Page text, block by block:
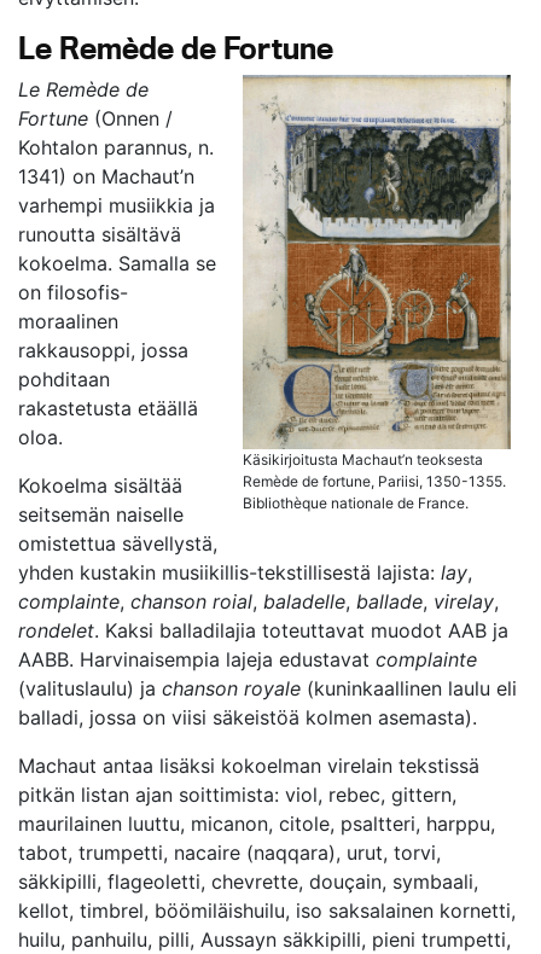
Le Remède de Fortune
Käsikirjoitusta Machaut’n teoksesta
Remède de fortune, Pariisi, 1350-1355.
Bibliothèque nationale de France.
Le Remède de
Fortune (Onnen /
Kohtalon parannus, n.
1341) on Machaut’n
varhempi musiikkia ja
runoutta sisältävä
kokoelma. Samalla se
on filosofis-
moraalinen
rakkausoppi, jossa
pohditaan
rakastetusta etäällä
oloa.
Kokoelma sisältää
seitsemän naiselle
omistettua sävellystä,
yhden kustakin musiikillis-tekstillisestä lajista: lay,
complainte, chanson roial, baladelle, ballade, virelay,
rondelet. Kaksi balladilajia toteuttavat muodot AAB ja
AABB. Harvinaisempia lajeja edustavat complainte
(valituslaulu) ja chanson royale (kuninkaallinen laulu eli
balladi, jossa on viisi säkeistöä kolmen asemasta).
Machaut antaa lisäksi kokoelman virelain tekstissä
pitkän listan ajan soittimista: viol, rebec, gittern,
maurilainen luuttu, micanon, citole, psaltteri, harppu,
tabot, trumpetti, nacaire (naqqara), urut, torvi,
säkkipilli, flageoletti, chevrette, douçain, symbaali,
kellot, timbrel, böömiläishuilu, iso saksalainen kornetti,
huilu, panhuilu, pilli, Aussayn säkkipilli, pieni trumpetti,